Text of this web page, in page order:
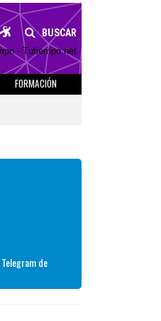
BUSCAR
- Tutiempo.net
FORMACIÓN
de